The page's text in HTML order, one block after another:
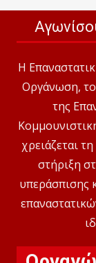
Η
Οργάνωση,
της
χρειάζεται
στήριξη
υπεράσπισης